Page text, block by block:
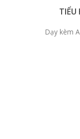
TIỂU
Dạy kèm